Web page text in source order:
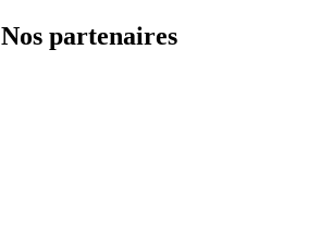
Nos partenaires